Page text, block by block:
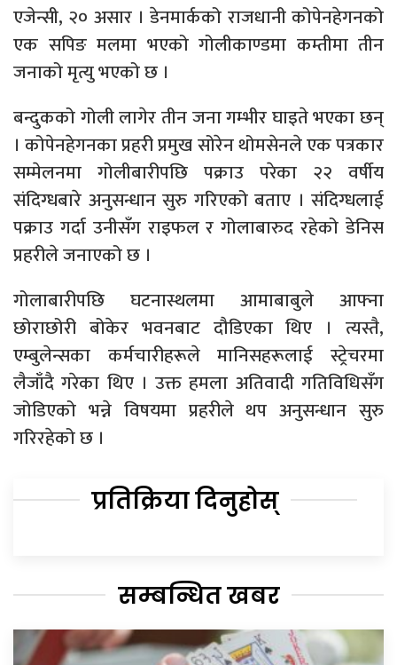
एजेन्सी, २० असार । डेनमार्कको राजधानी कोपेनहेगनको
एक सपिङ मलमा भएको गोलीकाण्डमा कम्तीमा तीन
जनाको मृत्यु भएको छ ।
बन्दुकको गोली लागेर तीन जना गम्भीर घाइते भएका छन्
। कोपेनहेगनका प्रहरी प्रमुख सोरेन थोमसेनले एक पत्रकार
सम्मेलनमा गोलीबारीपछि पक्राउ परेका २२ वर्षीय
संदिग्धबारे अनुसन्धान सुरु गरिएको बताए । संदिग्धलाई
पक्राउ गर्दा उनीसँग राइफल र गोलाबारुद रहेको डेनिस
प्रहरीले जनाएको छ ।​
गोलाबारीपछि घटनास्थलमा आमाबाबुले आफ्ना
छोराछोरी बोकेर भवनबाट दौडिएका थिए । त्यस्तै,
एम्बुलेन्सका कर्मचारीहरूले मानिसहरूलाई स्ट्रेचरमा
लैजाँदै गरेका थिए । उक्त हमला अतिवादी गतिविधिसँग
जोडिएको भन्ने विषयमा प्रहरीले थप अनुसन्धान सुरु
गरिरहेको छ ।
प्रतिक्रिया दिनुहोस्
सम्बन्धित खबर